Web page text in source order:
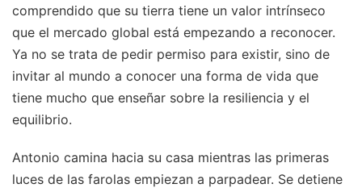
comprendido que su tierra tiene un valor intrínseco
que el mercado global está empezando a reconocer.
Ya no se trata de pedir permiso para existir, sino de
invitar al mundo a conocer una forma de vida que
tiene mucho que enseñar sobre la resiliencia y el
equilibrio.
Antonio camina hacia su casa mientras las primeras
luces de las farolas empiezan a parpadear. Se detiene